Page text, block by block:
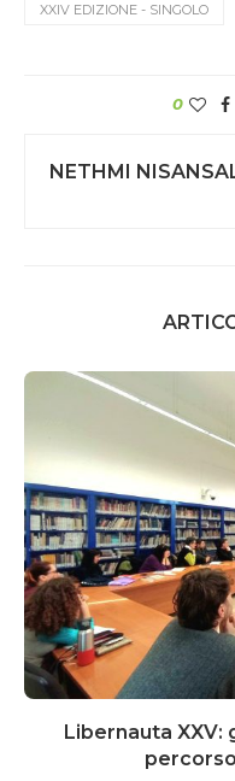
XXIV EDIZIONE - SINGOLO
0
NETHMI
Libernauta XXV: